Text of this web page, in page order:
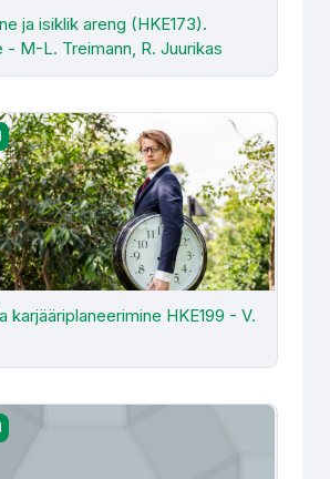
ja isiklik areng (HKE173).
- M-L. Treimann, R. Juurikas
HKE199 - V. Transtok
karjääriplaneerimine HKE199 - V.
(HKE150) Kevad 2024. AE - A. E.